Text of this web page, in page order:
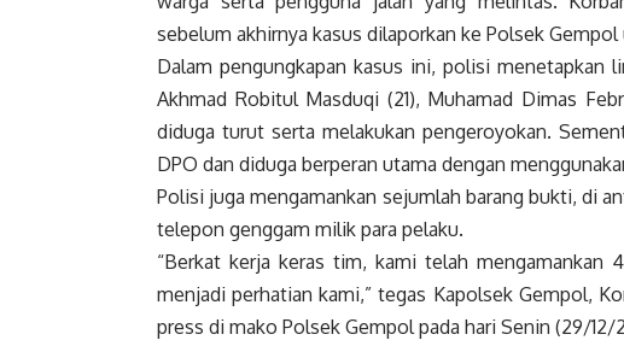
sebelum akhirnya kasus dilaporkan ke Polsek
Dalam pengungkapan kasus ini, polisi menetapkan
Akhmad Robitul Masduqi (21), Muhamad Dimas
diduga turut serta melakukan pengeroyokan.
DPO dan diduga berperan utama dengan
Polisi juga mengamankan sejumlah barang bukti, di
telepon genggam milik para pelaku.
“Berkat kerja keras tim, kami telah mengamankan
menjadi perhatian kami,” tegas Kapolsek Gempol,
press di mako Polsek Gempol pada hari Senin (29/12/